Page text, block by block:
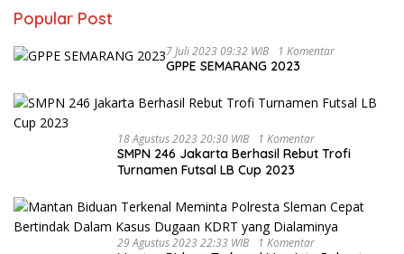
Popular Post
7 Juli 2023 09:32 WIB 1 Komentar
GPPE SEMARANG 2023
18 Agustus 2023 20:30 WIB 1 Komentar
SMPN 246 Jakarta Berhasil Rebut Trofi
Turnamen Futsal LB Cup 2023
29 Agustus 2023 22:33 WIB 1 Komentar